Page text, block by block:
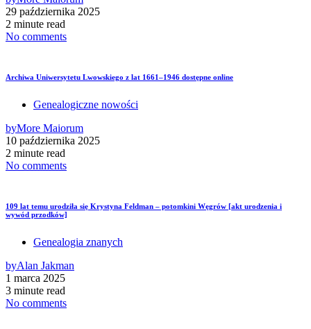
29 października 2025
2 minute read
No comments
Archiwa Uniwersytetu Lwowskiego z lat 1661–1946 dostępne online
Genealogiczne nowości
byMore Maiorum
10 października 2025
2 minute read
No comments
109 lat temu urodziła się Krystyna Feldman – potomkini Węgrów [akt urodzenia i
wywód przodków]
Genealogia znanych
byAlan Jakman
1 marca 2025
3 minute read
No comments